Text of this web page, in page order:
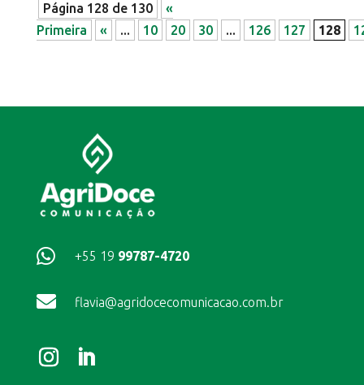
Página 128 de 130
«
Primeira
« ... 10 20 30 ... 126 127 128
 +55 19 99787-4720
 flavia@agridocecomunicacao.com.br